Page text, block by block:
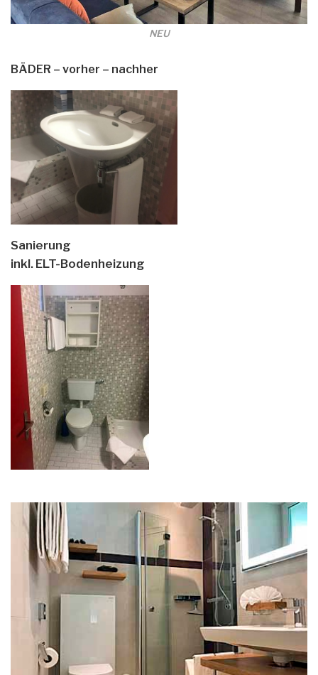
NEU
BÄDER – vorher – nachher
Sanierung
inkl. ELT-Bodenheizung